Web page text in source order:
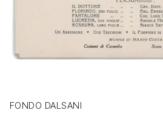
FONDO DALSANI